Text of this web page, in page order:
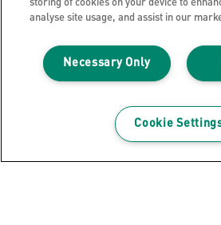
Avis légal
Impression
Gérer mes données
storing of cookies on your device to
analyse site usage, and assist in our
Necessary Only
Cookie